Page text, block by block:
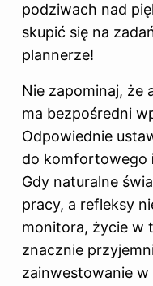
podziwach nad
skupić się na
plannerze!
Nie zapominaj, że
ma bezpośredni
Odpowiednie
do komfortowego
Gdy naturalne
pracy, a refleksy
monitora, życie w
znacznie
zainwestowanie